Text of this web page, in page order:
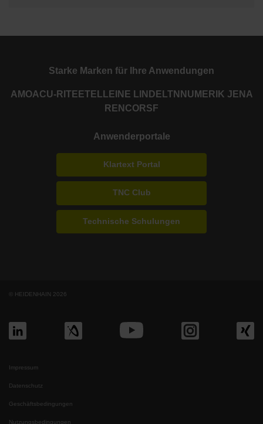
Starke Marken für Ihre Anwendungen
AMOACU-RITE ETEL LEINE LINDE LTN NUMERIK JENA
RENCORSF
Anwenderportale
Klartext Portal
TNC Club
Technische Schulungen
© HEIDENHAIN 2026
Impressum
Datenschutz
Geschäftsbedingungen
Nutzungsbedingungen